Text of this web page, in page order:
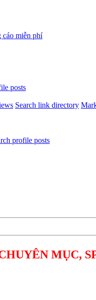
posts
Search link directory
profile posts
MỤC,